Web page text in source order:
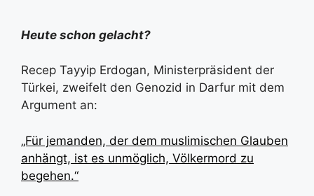
Heute schon gelacht?
Recep Tayyip Erdogan, Ministerpräsident der
Türkei, zweifelt den Genozid in Darfur mit dem
Argument an:
„Für jemanden, der dem muslimischen Glauben
anhängt, ist es unmöglich, Völkermord zu
begehen.“